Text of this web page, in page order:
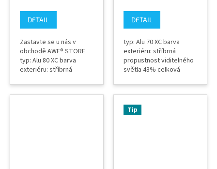
DETAIL
Zastavte se u nás v
obchodě AWF® STORE
typ: Alu 80 XC barva
exteriéru: stříbrná
světla 24% celková
odražená sluneční
DETAIL
typ: Alu 70 XC barva
exteriéru: stříbrná
propustnost viditelného
světla 43% celková
energie 66% absorpce
sluneční energie 29%
materiál: PET tloušťka
fólie: 75 micron umístění:
Tip